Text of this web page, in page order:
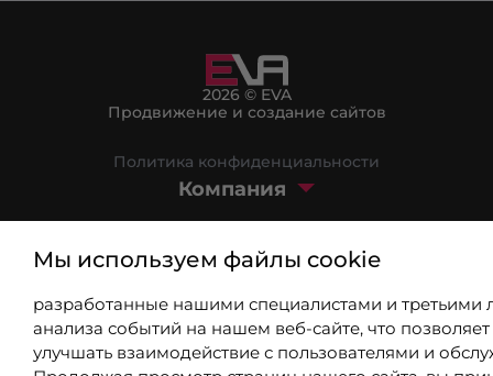
2026 © EVA
Продвижение и создание сайтов
Политика конфиденциальности
Компания
Блог
8 (800) 301-39-03
Мы используем файлы cookie
разработанные нашими специалистами и третьими
анализа событий на нашем веб-сайте, что
улучшать взаимодействие с пользователями и